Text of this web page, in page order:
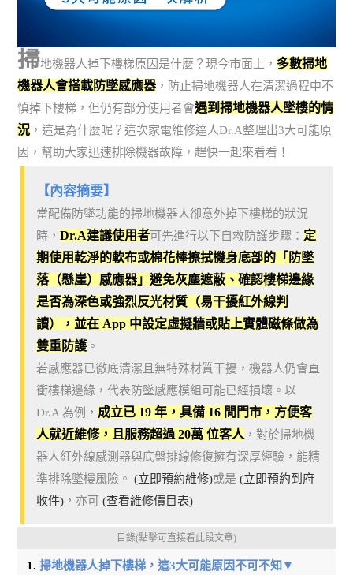
掃地機器人掉下樓梯原因是什麼？現今市面上， 多數掃地
機器人會搭載防墜感應器 ，防止掃地機器人在清潔過程中不
慎掉下樓梯，但仍有部分使用者會遇到掃地機器人墜樓的情
況 ，這是為什麼呢？這次家電維修達人Dr.A整理出3大可能原
因，幫助大家迅速排除機器故障，趕快一起來看看！
【內容摘要】
當配備防墜功能的掃地機器人卻意外掉下樓梯的狀況
時，Dr.A建議使用者可先進行以下自救防護步驟： 定
期使用乾淨的軟布或棉花棒擦拭機身底部的「防墜
落（懸崖）感應器」避免灰塵遮蔽、確認樓梯邊緣
是否為深色或強烈反光材質（易干擾紅外線判
讀），並在 App 中設定虛擬牆或貼上實體磁條做為
雙重防護 。
若感應器已徹底清潔且無特殊材質干擾，機器人仍會直
衝樓梯邊緣，代表防墜感應模組可能已經損壞。以
Dr.A 為例， 成立已 19 年，具備 16 間門市，方便客
人就近維修，且服務超過 20萬 位客人，對於掃地機
器人紅外線感測器與底盤排線修復擁有深厚經驗，能精
準排除墜樓風險。(立即預約維修)或是(立即預約到府
收件) ，亦可(查看維修價目表)
目錄(點擊可直接看此段文章)
掃地機器人掉下樓梯，這3大可能原因不可不知▼